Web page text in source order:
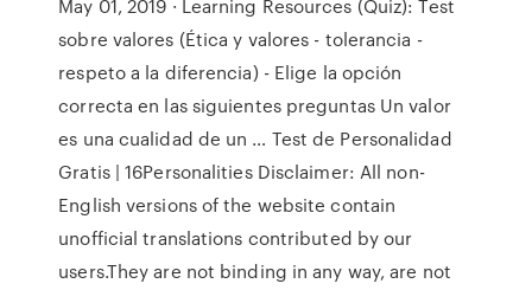
May 01, 2019 · Learning Resources (Quiz): Test
sobre valores (Ética y valores - tolerancia -
respeto a la diferencia) - Elige la opción
correcta en las siguientes preguntas Un valor
es una cualidad de un … Test de Personalidad
Gratis | 16Personalities Disclaimer: All non-
English versions of the website contain
unofficial translations contributed by our
users.They are not binding in any way, are not